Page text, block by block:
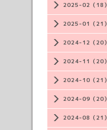
2025-02（18）
2025-01（21）
2024-12（20）
2024-11（20）
2024-10（21）
2024-09（20）
2024-08（21）